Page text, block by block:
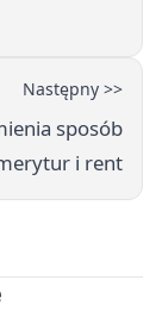
Następny >>
sposób
i rent